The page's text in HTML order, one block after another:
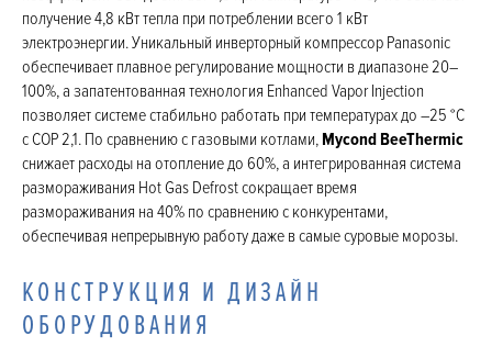
получение 4,8 кВт тепла при потреблении всего 1 кВт
электроэнергии. Уникальный инверторный компрессор Panasonic
обеспечивает плавное регулирование мощности в диапазоне 20–
100%, а запатентованная технология Enhanced Vapor Injection
позволяет системе стабильно работать при температурах до –25 °C
с COP 2,1. По сравнению с газовыми котлами, Mycond BeeThermic
снижает расходы на отопление до 60%, а интегрированная система
размораживания Hot Gas Defrost сокращает время
размораживания на 40% по сравнению с конкурентами,
обеспечивая непрерывную работу даже в самые суровые морозы.
КОНСТРУКЦИЯ И ДИЗАЙН
ОБОРУДОВАНИЯ